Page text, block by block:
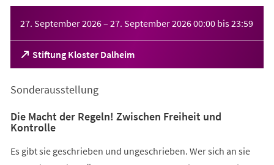
27. September 2026– 27. September 202600:00 bis23:59
Stiftung Kloster Dalheim
(Öffnet
in
neuen
Sonderausstellung
Die Macht der Regeln! Zwischen Freiheit und
Kontrolle
Es gibt sie geschrieben und ungeschrieben. Wer sich an sie